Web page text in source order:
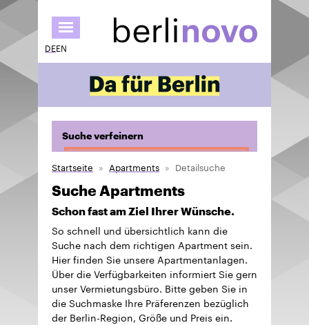
zum
Inhalt
DEEN
Suche verfeinern
Startseite Apartments Detailsuche
Suche Apartments
Schon fast am Ziel Ihrer Wünsche.
So schnell und übersichtlich kann die
Suche nach dem richtigen Apartment sein.
Hier finden Sie unsere Apartmentanlagen.
Über die Verfügbarkeiten informiert Sie gern
unser Vermietungsbüro. Bitte geben Sie in
die Suchmaske Ihre Präferenzen bezüglich
der Berlin-Region, Größe und Preis ein.